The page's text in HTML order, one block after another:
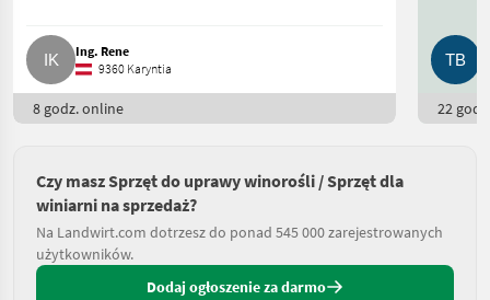
Ing. Rene
9360 Karyntia
8 godz. online 22
Czy masz Sprzęt do uprawy winorośli / Sprzęt dla
winiarni na sprzedaż?
Na Landwirt.com dotrzesz do ponad 545 000 zarejestrowanych
użytkowników.
Dodaj ogłoszenie za darmo